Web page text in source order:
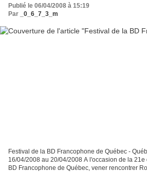
Publié le 06/04/2008 à 15:19
Par
_0_6_7_3_m
Festival de la BD Francophone de Québec -
16/04/2008 au 20/04/2008 A l'occasion de la
BD Francophone de Québec, vener rencontrer